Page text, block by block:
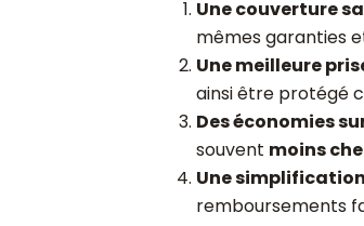
Une couverture
mêmes garanties
Une meilleure
ainsi être protégé
Des économies
souvent moins
Une
remboursements